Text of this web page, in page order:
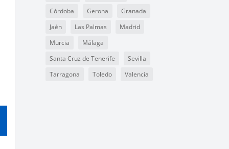
Córdoba
Gerona
Granada
Jaén
Las Palmas
Madrid
Murcia
Málaga
Santa Cruz de Tenerife
Sevilla
Tarragona
Toledo Valencia